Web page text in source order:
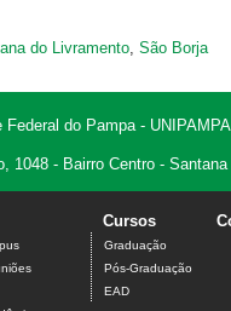
do Livramento São Borja
do Pampa - UNIPAMPA
1048 - Bairro Centro -
Cursos
Graduação
Pós-Graduação
EAD